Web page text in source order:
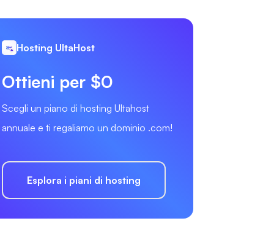
Hosting UltaHost
Ottieni per $0
Scegli un piano di hosting Ultahost
annuale e ti regaliamo un dominio .com!
Esplora i piani di hosting